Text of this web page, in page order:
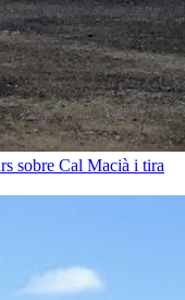
sobre Cal Macià i tira